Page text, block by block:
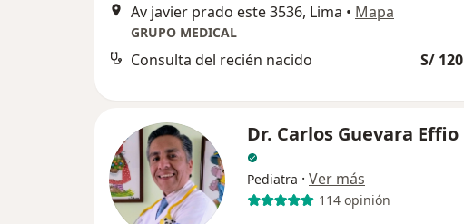
Av javier prado este 3536, Lima • Mapa
GRUPO MEDICAL
Consulta del recién nacido S/ 120
Dr. Carlos Guevara Effio
Pediatra · Ver más
114 opinión